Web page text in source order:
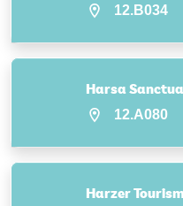
12.B034
Harsa
12.A080
Harzer